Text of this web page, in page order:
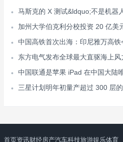
马斯克的 X 测试&ldquo;不是机器
加州大学伯克利分校投资 20 亿美
中国高铁首次出海：印尼雅万高
东方电气发布全球最大直驱海上
中国联通是苹果 iPad 在中国大陆
三星计划明年初量产超过 300 层
首页资讯财经房产汽车科技旅游娱乐体育